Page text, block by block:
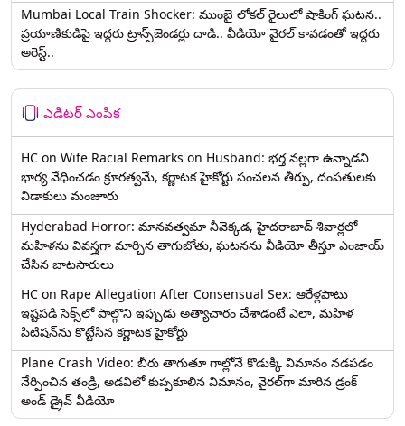
Mumbai Local Train Shocker: ముంబై లోకల్ రైలులో షాకింగ్ ఘటన..
ప్రయాణికుడిపై ఇద్దరు ట్రాన్స్‌జెండర్లు దాడి.. వీడియో వైరల్ కావడంతో ఇద్దరు
అరెస్ట్..
ఎడిటర్ ఎంపిక
HC on Wife Racial Remarks on Husband: భర్త న‌ల్ల‌గా ఉన్నాడ‌ని
భార్య వేధించ‌డం క్రూర‌త్వ‌మే, కర్ణాటక హైకోర్టు సంచలన తీర్పు, దంపతులకు
విడాకులు మంజూరు
Hyderabad Horror: మానవత్వమా నీవెక్కడ, హైదరాబాద్ శివార్లలో
మహిళను వివస్త్రగా మార్చిన తాగుబోతు, ఘటనను వీడియో తీస్తూ ఎంజాయ్
చేసిన బాటసారులు
HC on Rape Allegation After Consensual Sex: ఆరేళ్లపాటు
ఇష్టపడి సెక్స్‌లో పాల్గొని ఇప్పుడు అత్యాచారం చేశాడంటే ఎలా, మహిళ
పిటిషన్‌ను కొట్టేసిన కర్ణాటక హైకోర్టు
Plane Crash Video: బీరు తాగుతూ గాల్లోనే కొడుక్కి విమానం నడపడం
నేర్పించిన తండ్రి, అడవిలో కుప్పకూలిన విమానం, వైరల్‌గా మారిన డ్రంక్‌
అండ్ డ్రైవ్ వీడియో